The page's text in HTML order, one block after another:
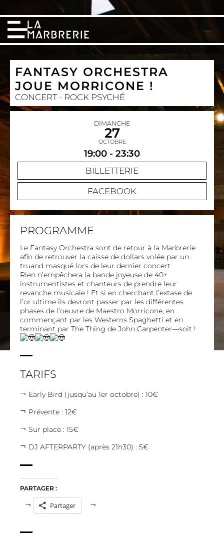
FANTASY ORCHESTRA
JOUE MORRICONE !
CONCERT - ROCK PSYCHÉ
DIMANCHE
27
OCTOBRE
19:00 - 23:30
BILLETTERIE
FACEBOOK
PROGRAMME
Le Fantasy Orchestra sont de retour à la Marbrerie
afin de retrouver la caisse de dollars volée par un
truand masqué lors de leur dernier concert.
Rien n’empêchera la bande joyeuse de 40+
instrumentistes et chanteurs de prendre leur
revanche musicale ! Et si en cherchant l’extase de
l’or ultime ils devront passer par les différentes
phases de l’oeuvre de Maestro Morricone, en
commençant par les Westerns Spaghetti et en
terminant par The Thing de John Carpenter—soit !
TARIFS
Early Bird (jusqu’au 1er octobre) : 10€
Prévente : 12€
Sur place : 15€
DJ AFTERPARTY (après 21h30) : 5€
PARTAGER :
Partager